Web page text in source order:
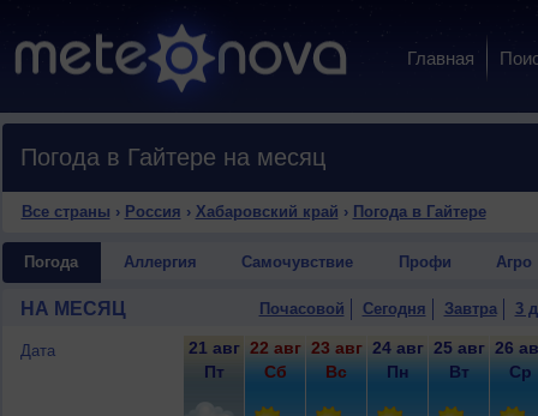
Главная
Погода в Гайтере на месяц
Все страны › Россия › Хабаровский край › Погода в Гайтере
Погода Аллергия Самочувствие Профи Агро
НА МЕСЯЦ Почасовой Сегодня Завтра 3
Дата
21 авг
Пт
22 авг
Сб
23 авг
Вс
24 авг
Пн
25 авг
Вт
26
Ср